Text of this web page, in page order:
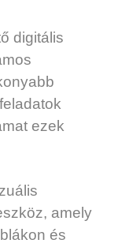
digitális
ezek
amely
és